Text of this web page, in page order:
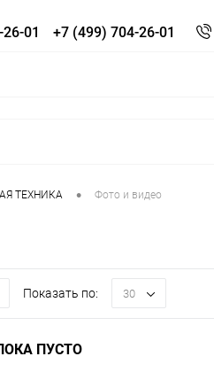
01 +7 (499) 704-26-01
ТЕХНИКА • Фото и видео
Показать по: 30
ПУСТО